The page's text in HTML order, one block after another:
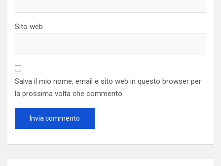
Sito web
Salva il mio nome, email e sito web in questo browser per
la prossima volta che commento.